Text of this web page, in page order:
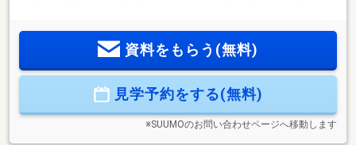
線利用可
資料をもらう(無料)
見学予約をする(無料)
※SUUMOのお問い合わせページへ移動します